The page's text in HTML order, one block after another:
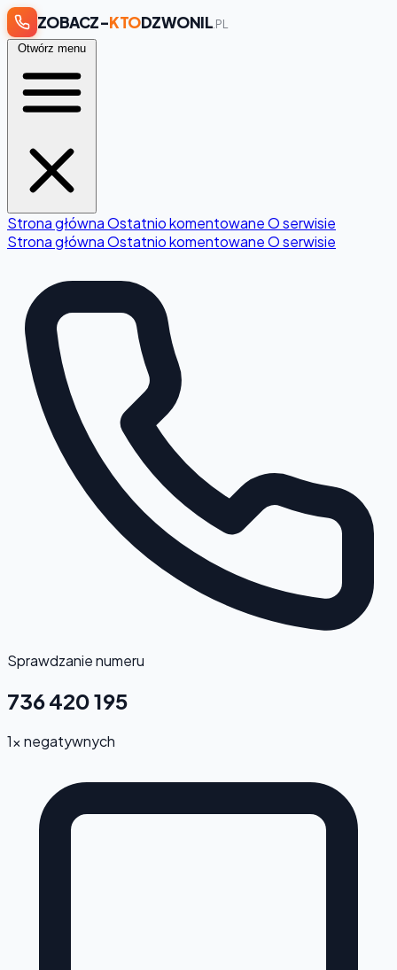
ZOBACZ-KTODZWONIL .PL
Otwórz menu
Strona głównaOstatnio komentowaneO serwisie
Strona głównaOstatnio komentowaneO serwisie
Sprawdzanie numeru
736 420 195
1x negatywnych